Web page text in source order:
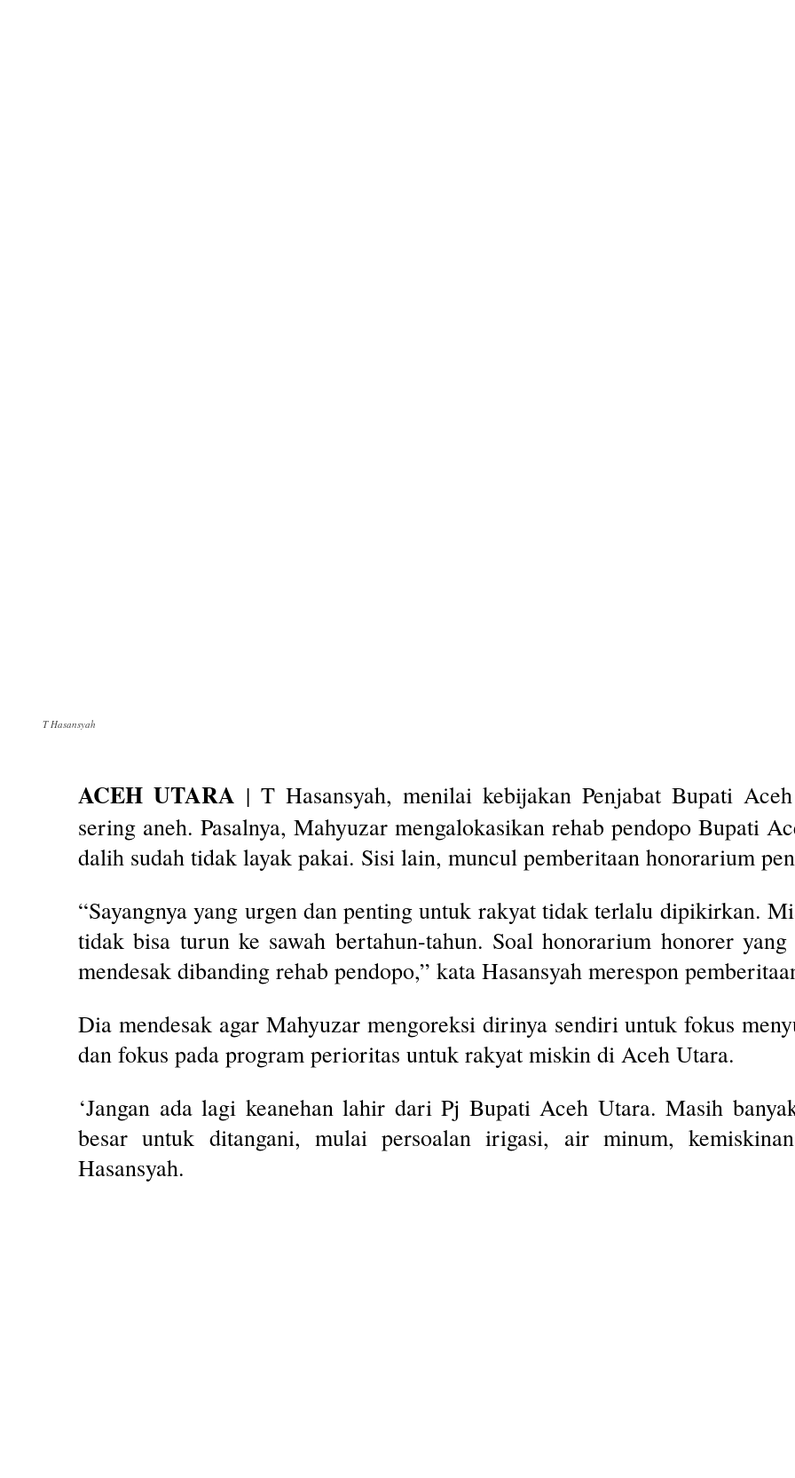
T Hasansyah
ACEH UTARA | T Hasansyah, menilai kebijakan Penjabat Bupati
sering aneh. Pasalnya, Mahyuzar mengalokasikan rehab pendopo Bupati
dalih sudah tidak layak pakai. Sisi lain, muncul pemberitaan honorarium
“Sayangnya yang urgen dan penting untuk rakyat tidak terlalu dipikirkan.
tidak bisa turun ke sawah bertahun-tahun. Soal honorarium honorer
mendesak dibanding rehab pendopo,” kata Hasansyah merespon
Dia mendesak agar Mahyuzar mengoreksi dirinya sendiri untuk fokus
dan fokus pada program perioritas untuk rakyat miskin di Aceh Utara.
‘Jangan ada lagi keanehan lahir dari Pj Bupati Aceh Utara. Masih
besar untuk ditangani, mulai persoalan irigasi, air minum,
Hasansyah.